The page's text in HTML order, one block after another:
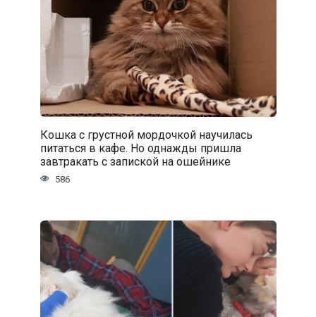
Кошка с грустной мордочкой научилась
питаться в кафе. Но однажды пришла
завтракать с запиской на ошейнике
586